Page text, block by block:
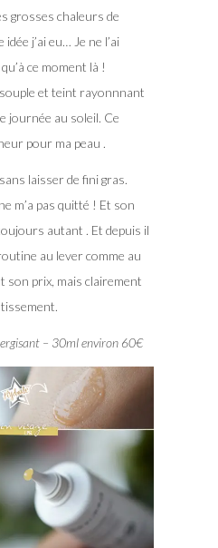
grosses chaleurs de
j’ai eu… Je ne l’ai
ce moment là !
et teint rayonnnant
journée au soleil. Ce
pour ma peau .
laisser de fini gras.
m’a pas quitté ! Et son
autant . Et depuis il
au lever comme au
son prix, mais clairement
– 30ml environ 60€